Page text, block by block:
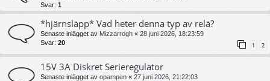
Svar: 1
*hjärnsläpp* Vad heter denna typ av relä?
Senaste inlägget av Mizzarrogh « 28 juni 2026, 18:23:59
Svar: 20 1 2
15V 3A Diskret Serieregulator
Senaste inlägget av opampen « 27 juni 2026, 21:22:03